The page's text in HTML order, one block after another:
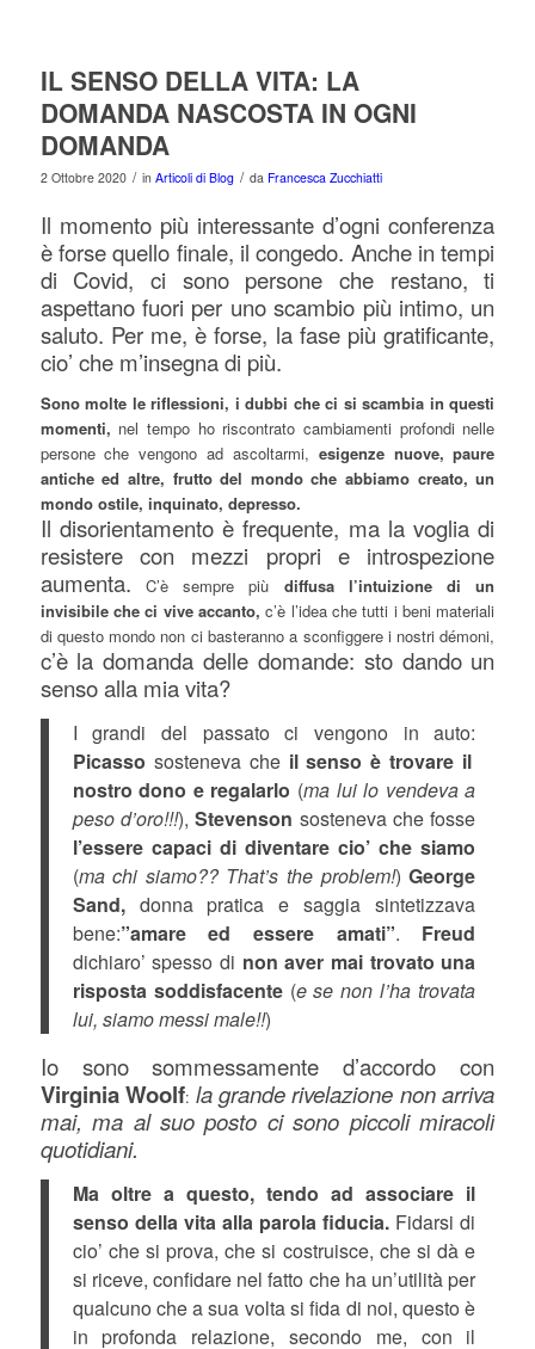
IL SENSO DELLA VITA: LA
DOMANDA NASCOSTA IN OGNI
DOMANDA
2 Ottobre 2020 / in Articoli di Blog / da Francesca Zucchiatti
Il momento più interessante d’ogni conferenza
è forse quello finale, il congedo. Anche in tempi
di Covid, ci sono persone che restano, ti
aspettano fuori per uno scambio più intimo, un
saluto. Per me, è forse, la fase più gratificante,
cio’ che m’insegna di più.
Sono molte le riflessioni, i dubbi che ci si scambia in questi
momenti, nel tempo ho riscontrato cambiamenti profondi nelle
persone che vengono ad ascoltarmi, esigenze nuove, paure
antiche ed altre, frutto del mondo che abbiamo creato, un
mondo ostile, inquinato, depresso.
Il disorientamento è frequente, ma la voglia di
resistere con mezzi propri e introspezione
aumenta. C’è sempre più diffusa l’intuizione di un
invisibile che ci vive accanto, c’è l’idea che tutti i beni materiali
di questo mondo non ci basteranno a sconfiggere i nostri démoni,
c’è la domanda delle domande: sto dando un
senso alla mia vita?
I grandi del passato ci vengono in auto:
Picasso sosteneva che il senso è trovare il
nostro dono e regalarlo (ma lui lo vendeva a
peso d’oro!!!),Stevenson sosteneva che fosse
l’essere capaci di diventare cio’ che siamo
(ma chi siamo?? That’s the problem!)George
Sand,donna pratica e saggia sintetizzava
bene:”amare ed essere amati”. Freud
dichiaro’ spesso di non aver mai trovato una
risposta soddisfacente(e se non l’ha trovata
lui, siamo messi male!!)
Io sono sommessamente d’accordo con
Virginia Woolf: la grande rivelazione non arriva
mai, ma al suo posto ci sono piccoli miracoli
quotidiani.
Ma oltre a questo, tendo ad associare il
senso della vita alla parola fiducia. Fidarsi di
cio’ che si prova, che si costruisce, che si dà e
si riceve, confidare nel fatto che ha un’utilità per
qualcuno che a sua volta si fida di noi, questo è
in profonda relazione, secondo me, con il